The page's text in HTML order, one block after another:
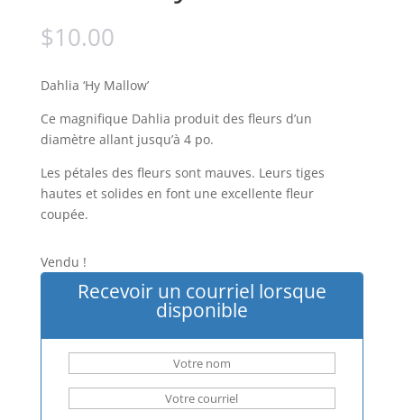
$10.00
Dahlia ‘Hy Mallow’
Ce magnifique Dahlia produit des fleurs d’un
diamètre allant jusqu’à 4 po.
Les pétales des fleurs sont mauves. Leurs tiges
hautes et solides en font une excellente fleur
coupée.
Vendu !
Recevoir un courriel lorsque
disponible